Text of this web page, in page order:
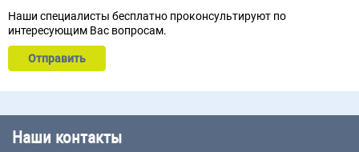
Наши специалисты бесплатно проконсультируют по
интересующим Вас вопросам.
Наши контакты